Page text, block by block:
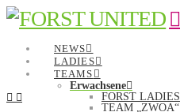
NEWS
LADIES
TEAMS
Erwachsene
FORST LADIES
TEAM „ZWOA“